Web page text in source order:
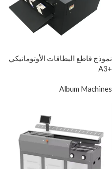
نموذج قاطع البطاقات الأوتوماتيكي
+A3
Album Machines